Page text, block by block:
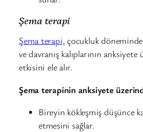
Şema terapi
Şema terapi, çocukluk
ve davranış kalıplarının anksiyete
etkisini ele alır.
Şema terapinin anksiyete
Bireyin kökleşmiş düşünce
etmesini sağlar.